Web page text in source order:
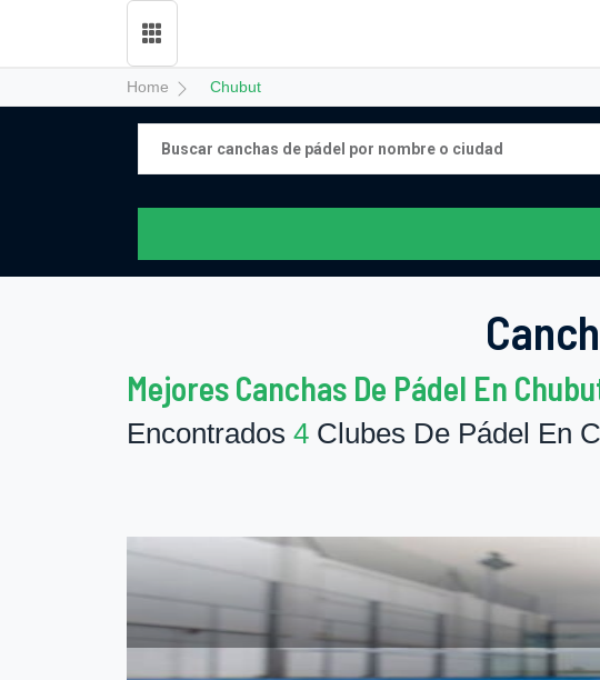
Home Chubut
Mejores Canchas De Pádel En
Encontrados 4 Clubes De Pádel En